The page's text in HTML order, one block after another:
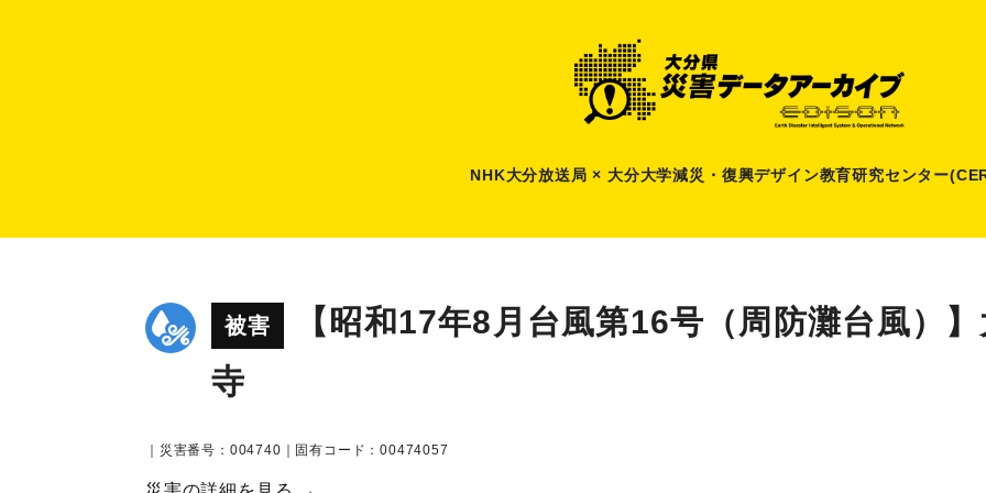
NHK大分放送局 × 大分大学減災 ・ 復興デザイン教育研究センター
被害
【昭和17年8月台風第16号（周防灘台風）
寺
｜災害番号：004740｜固有コード：00474057